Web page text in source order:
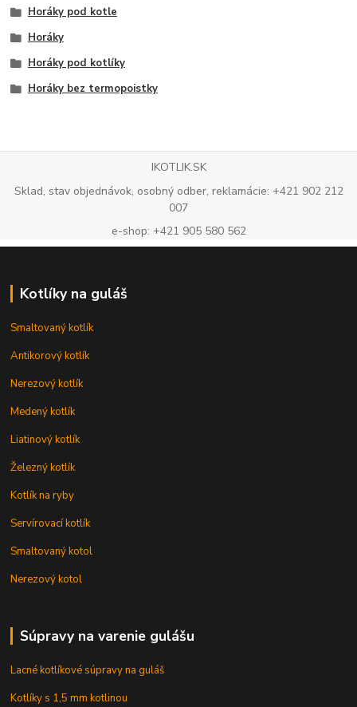
Horáky pod kotle
Horáky
Horáky pod kotlíky
Horáky bez termopoistky
IKOTLIK.SK
Sklad, stav objednávok, osobný odber, reklamácie: +421 902 212
007
e-shop: +421 905 580 562
Kotlíky na guláš
Smaltovaný kotlík
Antikorový kotlík
Nerezový kotlík
Medený kotlík
Liatinový kotlík
Železný kotlík
Kotlík na ryby
Servírovací kotlík
Smaltovaný kotol
Nerezový kotol
Súpravy na varenie gulášu
Lacné kotlíkové súpravy na guláš
Kotlíky s 1,5 mm kotlinou